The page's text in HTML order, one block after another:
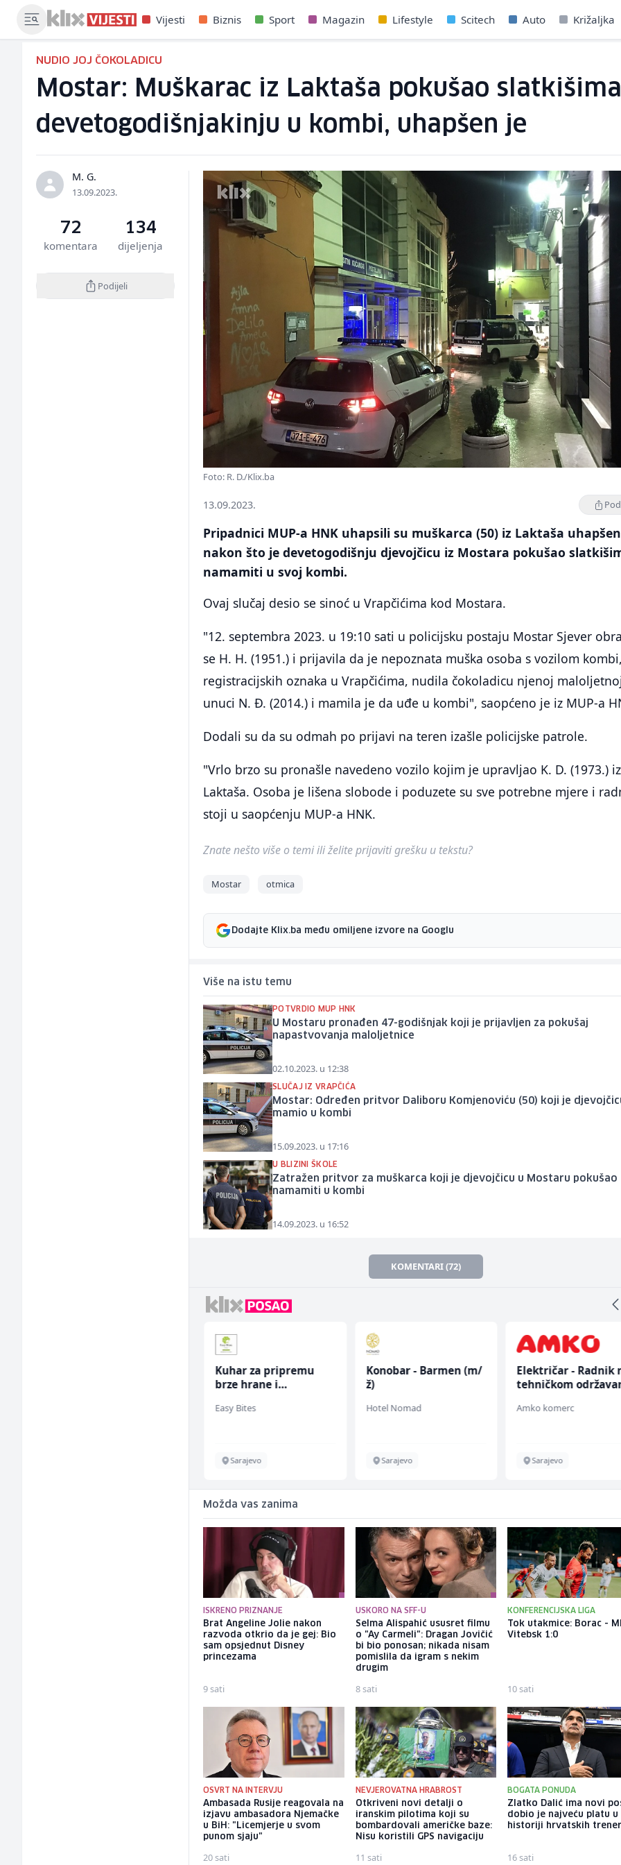
Vijesti Biznis Sport Magazin Lifestyle Scitech Auto Križaljka
NUDIO JOJ ČOKOLADICU
Mostar: Muškarac iz Laktaša pokušao
devetogodišnjakinju u kombi, uhapšen je
M. G.
13.09.2023.
72
komentara
134
dijeljenja
Podijeli
Foto: R. D./Klix.ba
13.09.2023.
Pripadnici MUP-a HNK uhapsili su muškarca (50) iz Laktaša uhapšen
nakon što je devetogodišnju djevojčicu iz Mostara pokušao
namamiti u svoj kombi.
Ovaj slučaj desio se sinoć u Vrapčićima kod Mostara.
"12. septembra 2023. u 19:10 sati u policijsku postaju Mostar Sjever
se H. H. (1951.) i prijavila da je nepoznata muška osoba s vozilom
registracijskih oznaka u Vrapčićima, nudila čokoladicu njenoj
unuci N. Đ. (2014.) i mamila je da uđe u kombi", saopćeno je iz MUP-a
Dodali su da su odmah po prijavi na teren izašle policijske patrole.
"Vrlo brzo su pronašle navedeno vozilo kojim je upravljao K. D. (1973.) iz
Laktaša. Osoba je lišena slobode i poduzete su sve potrebne mjere i
stoji u saopćenju MUP-a HNK.
Znate nešto više o temi ili želite prijaviti grešku u tekstu?
Mostar otmica
Dodajte Klix.ba među omiljene izvore na Googlu
Više na istu temu
POTVRDIO MUP HNK
U Mostaru pronađen 47-godišnjak koji je prijavljen za pokušaj
napastvovanja maloljetnice
02.10.2023. u 12:38
SLUČAJ IZ VRAPČIĆA
Mostar: Određen pritvor Daliboru Komjenoviću (50) koji je
mamio u kombi
15.09.2023. u 17:16
U BLIZINI ŠKOLE
Zatražen pritvor za muškarca koji je djevojčicu u Mostaru pokušao
namamiti u kombi
14.09.2023. u 16:52
KOMENTARI (72)
Kuhar za pripremu
brze hrane i
ž)
Easy Bites
Sarajevo
Konobar - Barmen (m/
ž)
Hotel Nomad
Sarajevo
Električar - Radnik
tehničkom
Amko komerc
Sarajevo
Možda vas zanima
ISKRENO PRIZNANJE
Brat Angeline Jolie nakon
razvoda otkrio da je gej: Bio
sam opsjednut Disney
princezama
9 sati
USKORO NA SFF-U
Selma Alispahić ususret filmu
o "Ay Carmeli": Dragan Jovičić
bi bio ponosan; nikada nisam
pomislila da igram s nekim
drugim
8 sati
KONFERENCIJSKA LIGA
Tok utakmice: Borac -
Vitebsk 1:0
10 sati
OSVRT NA INTERVJU
Ambasada Rusije reagovala na
izjavu ambasadora Njemačke
u BiH: "Licemjerje u svom
punom sjaju"
20 sati
NEVJEROVATNA HRABROST
Otkriveni novi detalji o
iranskim pilotima koji su
bombardovali američke baze:
Nisu koristili GPS navigaciju
11 sati
BOGATA PONUDA
Zlatko Dalić ima novi
dobio je najveću platu u
historiji hrvatskih
16 sati